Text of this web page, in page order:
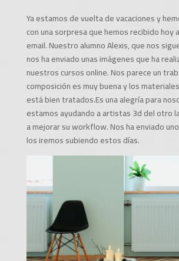
Ya estamos de vuelta de vacaciones y
con una sorpresa que hemos recibido hoy
email. Nuestro alumno Alexis, que nos
nos ha enviado unas imágenes que ha
nuestros cursos online. Nos parece un
composición es muy buena y los
está bien tratados.Es una alegría para
estamos ayudando a artistas 3d del otro
a mejorar su workflow. Nos ha enviado
los iremos subiendo estos días.